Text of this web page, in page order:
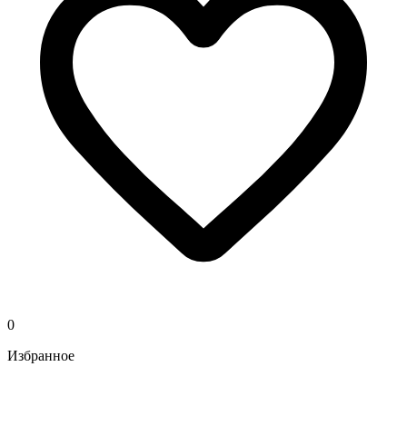
0
Избранное